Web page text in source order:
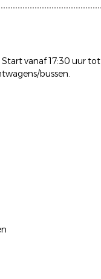
vanaf 17:30 uur
bussen.